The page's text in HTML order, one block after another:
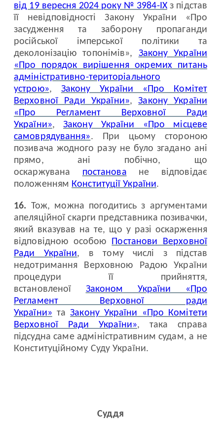
від 19 вересня 2024 року № 3984-ІХз підстав
її невідповідності Закону України «Про
засудження та заборону пропаганди
російської імперської політики та
деколонізацію топонімів», Закону України
«Про порядок вирішення окремих питань
адміністративно-територіального
устрою», Закону України «Про Комітет
Верховної Ради України»,Закону України
«Про Регламент Верховної Ради
України»,Закону України «Про місцеве
самоврядування». При цьому стороною
позивача жодного разу не було згадано ані
прямо, ані побічно, що
оскаржувана постанова не відповідає
положенням Конституції України.
16. Тож, можна погодитись з аргументами
апеляційної скарги представника позивачки,
який вказував на те, що у разі оскарження
відповідною особою Постанови Верховної
Ради України, в тому числі з підстав
недотримання Верховною Радою України
процедури її прийняття,
встановленої Законом України «Про
Регламент Верховної ради
України» таЗакону України «Про Комітети
Верховної Ради України», така справа
підсудна саме адміністративним судам, а не
Конституційному Суду України.
Суддя